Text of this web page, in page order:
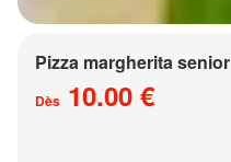
Pizza margherita senior
Dès 10.00 €